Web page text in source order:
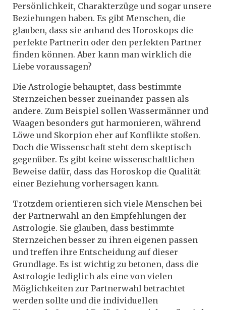
Persönlichkeit, Charakterzüge und sogar unsere
Beziehungen haben. Es gibt Menschen, die
glauben, dass sie anhand des Horoskops die
perfekte Partnerin oder den perfekten Partner
finden können. Aber kann man wirklich die
Liebe voraussagen?
Die Astrologie behauptet, dass bestimmte
Sternzeichen besser zueinander passen als
andere. Zum Beispiel sollen Wassermänner und
Waagen besonders gut harmonieren, während
Löwe und Skorpion eher auf Konflikte stoßen.
Doch die Wissenschaft steht dem skeptisch
gegenüber. Es gibt keine wissenschaftlichen
Beweise dafür, dass das Horoskop die Qualität
einer Beziehung vorhersagen kann.
Trotzdem orientieren sich viele Menschen bei
der Partnerwahl an den Empfehlungen der
Astrologie. Sie glauben, dass bestimmte
Sternzeichen besser zu ihren eigenen passen
und treffen ihre Entscheidung auf dieser
Grundlage. Es ist wichtig zu betonen, dass die
Astrologie lediglich als eine von vielen
Möglichkeiten zur Partnerwahl betrachtet
werden sollte und die individuellen